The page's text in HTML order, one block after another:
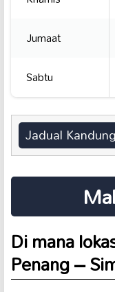
Jumaat
Sabtu
Jadual
Di mana
Penang –